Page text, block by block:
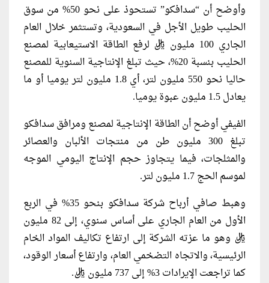
وأوضح أن “سدافكو” تستحوذ على نحو 50% من سوق
الحليب طويل الأجل في السعودية، وتستثمر خلال العام
الجاري 100 مليون ريال لرفع الطاقة الاستيعابية لمصنع
الحليب بنسبة 20%، حيث تبلغ الإنتاجية السنوية للمصنع
حاليا نحو 550 مليون لتر، أي 1.8 مليون لتر يوميا أو ما
يعادل 1.5 مليون عبوة يوميا.
الفيفي أوضح أن الطاقة الإنتاجية لمصنع ومرافق سدافكو
تبلغ 300 مليون طن من منتجات الألبان والعصائر
والمثلجات، فيما يتجاوز حجم الإنتاج اليومي الموجه
لموسم الحج 1.7 مليون لتر.
وهبط صافي أرباح شركة سدافكو بنحو 35% في الربع
الأول من العام الجاري على أساس سنوي، إلى 82 مليون
ريال وهو ما عزته الشركة إلى ارتفاع تكاليف المواد الخام
الرئيسية، والاتجاه التضخمي العام، وارتفاع أسعار الوقود،
كما تراجعت الإيرادات 3% إلى 737 مليون ريال.